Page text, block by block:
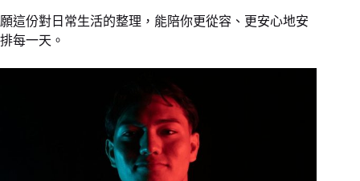
願這份對日常生活的整理，能陪你更從容、更安心地安
排每一天。